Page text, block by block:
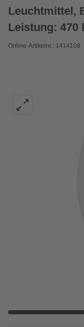
Leuchtmittel,
Leistung: 470
Online-Artikelnr.: 1414108